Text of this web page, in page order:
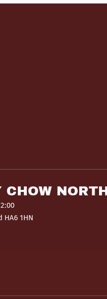
CHOW
1HN